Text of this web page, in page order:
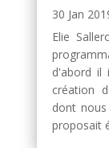
30 Jan
Elie
d'abord il
création
dont
proposait